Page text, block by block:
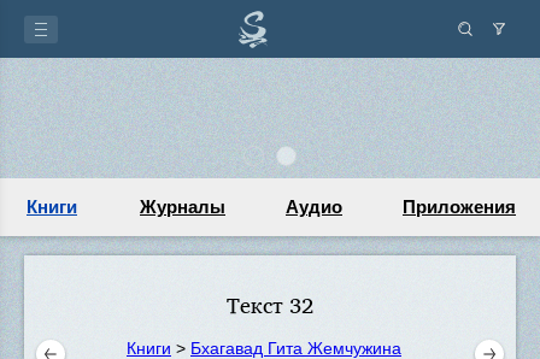
Книги Журналы Аудио Приложения
Текст 32
Книги > Бхагавад Гита Жемчужина